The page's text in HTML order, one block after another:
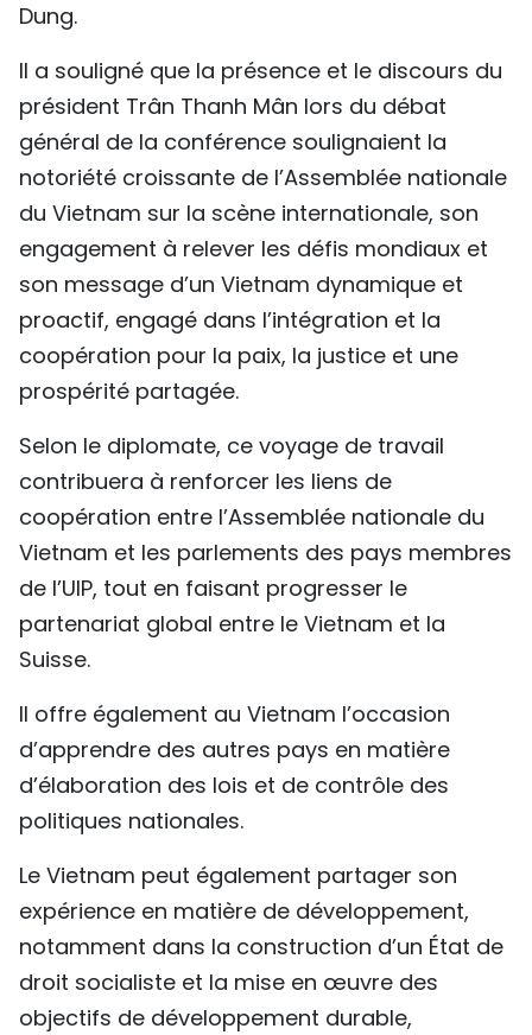
Dung.
Il a souligné que la présence et le discours du
président Trân Thanh Mân lors du débat
général de la conférence soulignaient la
notoriété croissante de l’Assemblée nationale
du Vietnam sur la scène internationale, son
engagement à relever les défis mondiaux et
son message d’un Vietnam dynamique et
proactif, engagé dans l’intégration et la
coopération pour la paix, la justice et une
prospérité partagée.
Selon le diplomate, ce voyage de travail
contribuera à renforcer les liens de
coopération entre l’Assemblée nationale du
Vietnam et les parlements des pays membres
de l’UIP, tout en faisant progresser le
partenariat global entre le Vietnam et la
Suisse.
Il offre également au Vietnam l’occasion
d’apprendre des autres pays en matière
d’élaboration des lois et de contrôle des
politiques nationales.
Le Vietnam peut également partager son
expérience en matière de développement,
notamment dans la construction d’un État de
droit socialiste et la mise en œuvre des
objectifs de développement durable,